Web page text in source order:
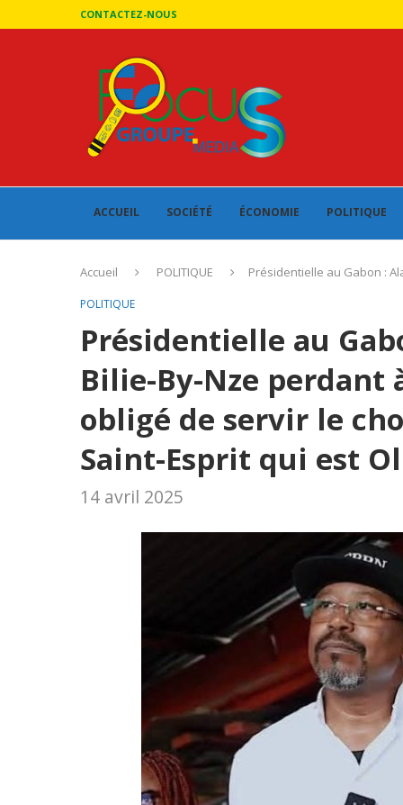
CONTACTEZ-NOUS
ACCUEIL SOCIÉTÉ ÉCONOMIE POLITIQUE
Accueil POLITIQUE Présidentielle au Gabon :
POLITIQUE
Présidentielle au
Bilie-By-Nze perdant
obligé de servir le
Saint-Esprit qui est
14 avril 2025